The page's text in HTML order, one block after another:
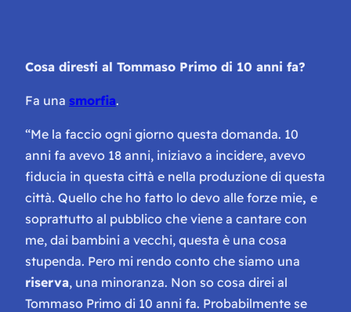
Cosa diresti al Tommaso Primo di 10 anni fa?
Fa una smorfia.
“Me la faccio ogni giorno questa domanda. 10
anni fa avevo 18 anni, iniziavo a incidere, avevo
fiducia in questa città e nella produzione di questa
città. Quello che ho fatto lo devo alle forze mie, e
soprattutto al pubblico che viene a cantare con
me, dai bambini a vecchi, questa è una cosa
stupenda. Pero mi rendo conto che siamo una
riserva, una minoranza. Non so cosa direi al
Tommaso Primo di 10 anni fa. Probabilmente se